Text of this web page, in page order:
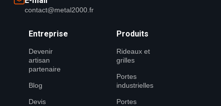
contact@metal2000.fr
Entreprise
Devenir
artisan
partenaire
Blog
Devis
Produits
Rideaux et
grilles
Portes
industrielles
Portes